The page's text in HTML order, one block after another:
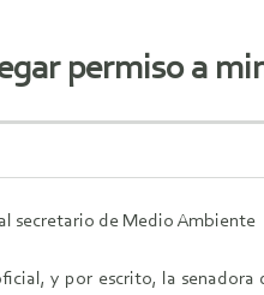
permiso a
secretario de Medio Ambiente
y por escrito, la